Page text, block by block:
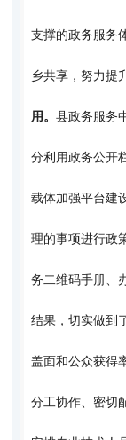
支撑的政务服务
乡共享，努力提
用。 县政务服务
分利用政务公开
载体加强平台建
理的事项进行政
务二维码手册、
结果，切实做到
盖面和公众获得
分工协作、密切